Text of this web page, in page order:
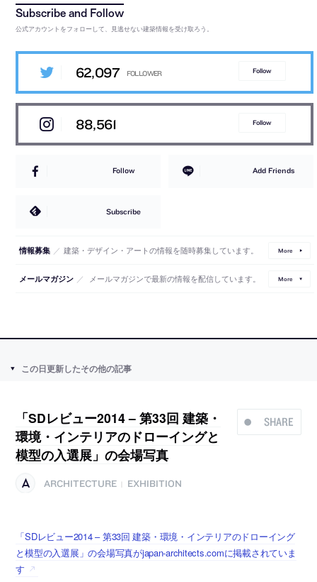
公式アカウントをフォローして、見逃せない建築情報を受け取ろう。
62,097 Follow
88,561 Follow
Follow Add Friends
Subscribe
情報募集 ／ 建築・デザイン・アートの情報を随時募集しています。 More
メールマガジン ／ メールマガジンで最新の情報を配信しています。 More
この日更新したその他の記事
SHARE
「SDレビュー2014 – 第33回 建築・
環境・インテリアのドローイングと
模型の入選展」の会場写真
ARCHITECTURE EXHIBITION
「SDレビュー2014 – 第33回 建築・環境・インテリアのドローイング
と模型の入選展」の会場写真がjapan-architects.comに掲載されていま
す